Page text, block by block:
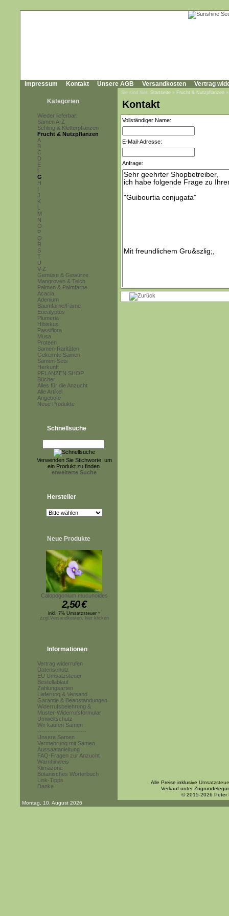
Impressum Kontakt Unsere AGB Versandkosten Vertrag
Kategorien
Wieder lieferbar!
Samen A-Z
Schling & Kletterpflanzen
Frucht & Nutzpflanzen
A
B
C
D
E
F
G
H
I
J
K
L
M
N
O
P
Q
R
S
T
U
V-Z
Gemüse & Gewürze
Mangroven & Teich
Palmen & Palmfarne
Acacia
Adenium
Baumfarne/Farne
Eucalyptus
Plumeria
Hibiskus
Passiflora
Musa
Proteen
Samen-Raritäten
Gekeimte Samen
Samen-Sets
Herkunft
PFLANZEN SHOP
Bücher
Alles für die Anzucht
Alle Artikel
Angebote
Neue Produkte
Schnellsuche
Verwenden Sie Stichworte, um
ein Produkt zu finden.
erweiterte Suche
Hersteller
Neue Produkte
Calopogonium mucunoides
2,50€
inkl. 7% Umsatzsteuer *
zzgl.Versandkosten, hier klicken
Informationen
Vertrag widerrufen
Datenschutz
EU Umsatzsteuer
Bestellablauf
Zahlungsarten
Lieferung & Versand
Garantie & Beanstandungen
Widerrufsbelehrung &
Muster-Widerrufsformular
Umweltschutz
Wir kaufen Samen
------------------------
Unsere Samen
Vermehrung mit Samen
Aussaatanleitung
FAQ-Fragen zur Anzucht
Warnhinweis
Klimazone
Botanisches Wörterbuch
Link-Tipps
Danke
Sie sind hier: Startseite » Frucht & Nutzpflanzen
Kontakt
Vollständiger Name:
E-Mail-Adresse:
Anfrage:
Alle Preise inklusive
Verkauf unter
© 2015-2026 Peter
Montag, 10. August 2026